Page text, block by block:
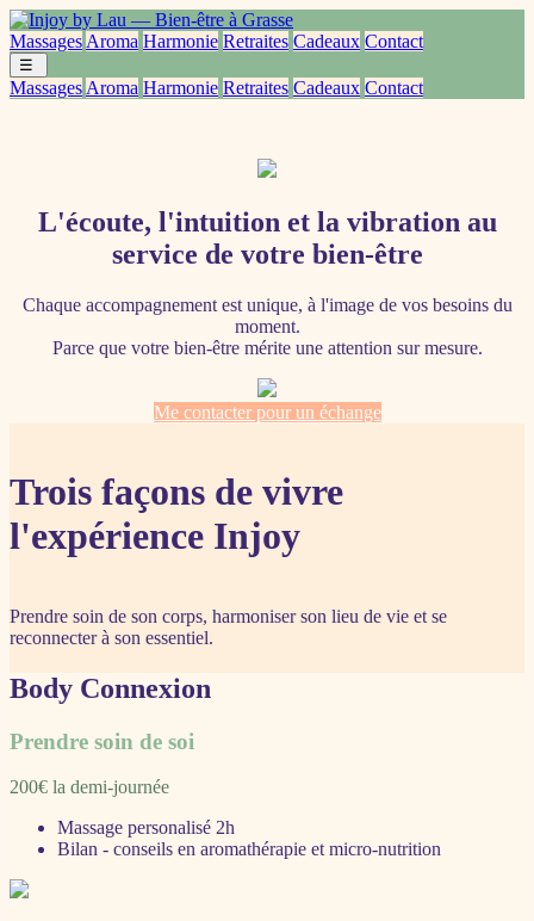
Massages Aroma Harmonie Retraites Cadeaux Contact
☰
Massages Aroma Harmonie Retraites Cadeaux Contact
L'écoute, l'intuition et la vibration au
service de votre bien-être
Chaque accompagnement est unique, à l'image de vos besoins du
moment.
Parce que votre bien-être mérite une attention sur mesure.
Me contacter pour un échange
Trois façons de vivre
l'expérience Injoy
Prendre soin de son corps, harmoniser son lieu de vie et se
reconnecter à son essentiel.
Body Connexion
Prendre soin de soi
200€ la demi-journée
Massage personalisé 2h
Bilan - conseils en aromathérapie et micro-nutrition